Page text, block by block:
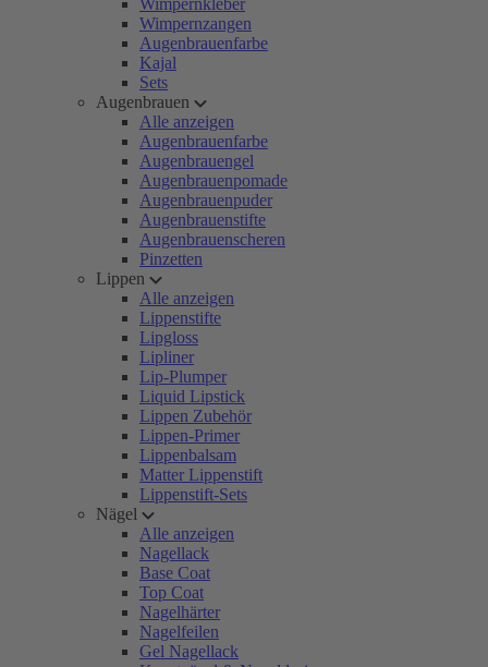
Wimpernkleber
Wimpernzangen
Augenbrauenfarbe
Kajal
Sets
Augenbrauen
Alle anzeigen
Augenbrauenfarbe
Augenbrauengel
Augenbrauenpomade
Augenbrauenpuder
Augenbrauenstifte
Augenbrauenscheren
Pinzetten
Lippen
Alle anzeigen
Lippenstifte
Lipgloss
Lipliner
Lip-Plumper
Liquid Lipstick
Lippen Zubehör
Lippen-Primer
Lippenbalsam
Matter Lippenstift
Lippenstift-Sets
Nägel
Alle anzeigen
Nagellack
Base Coat
Top Coat
Nagelhärter
Nagelfeilen
Gel Nagellack